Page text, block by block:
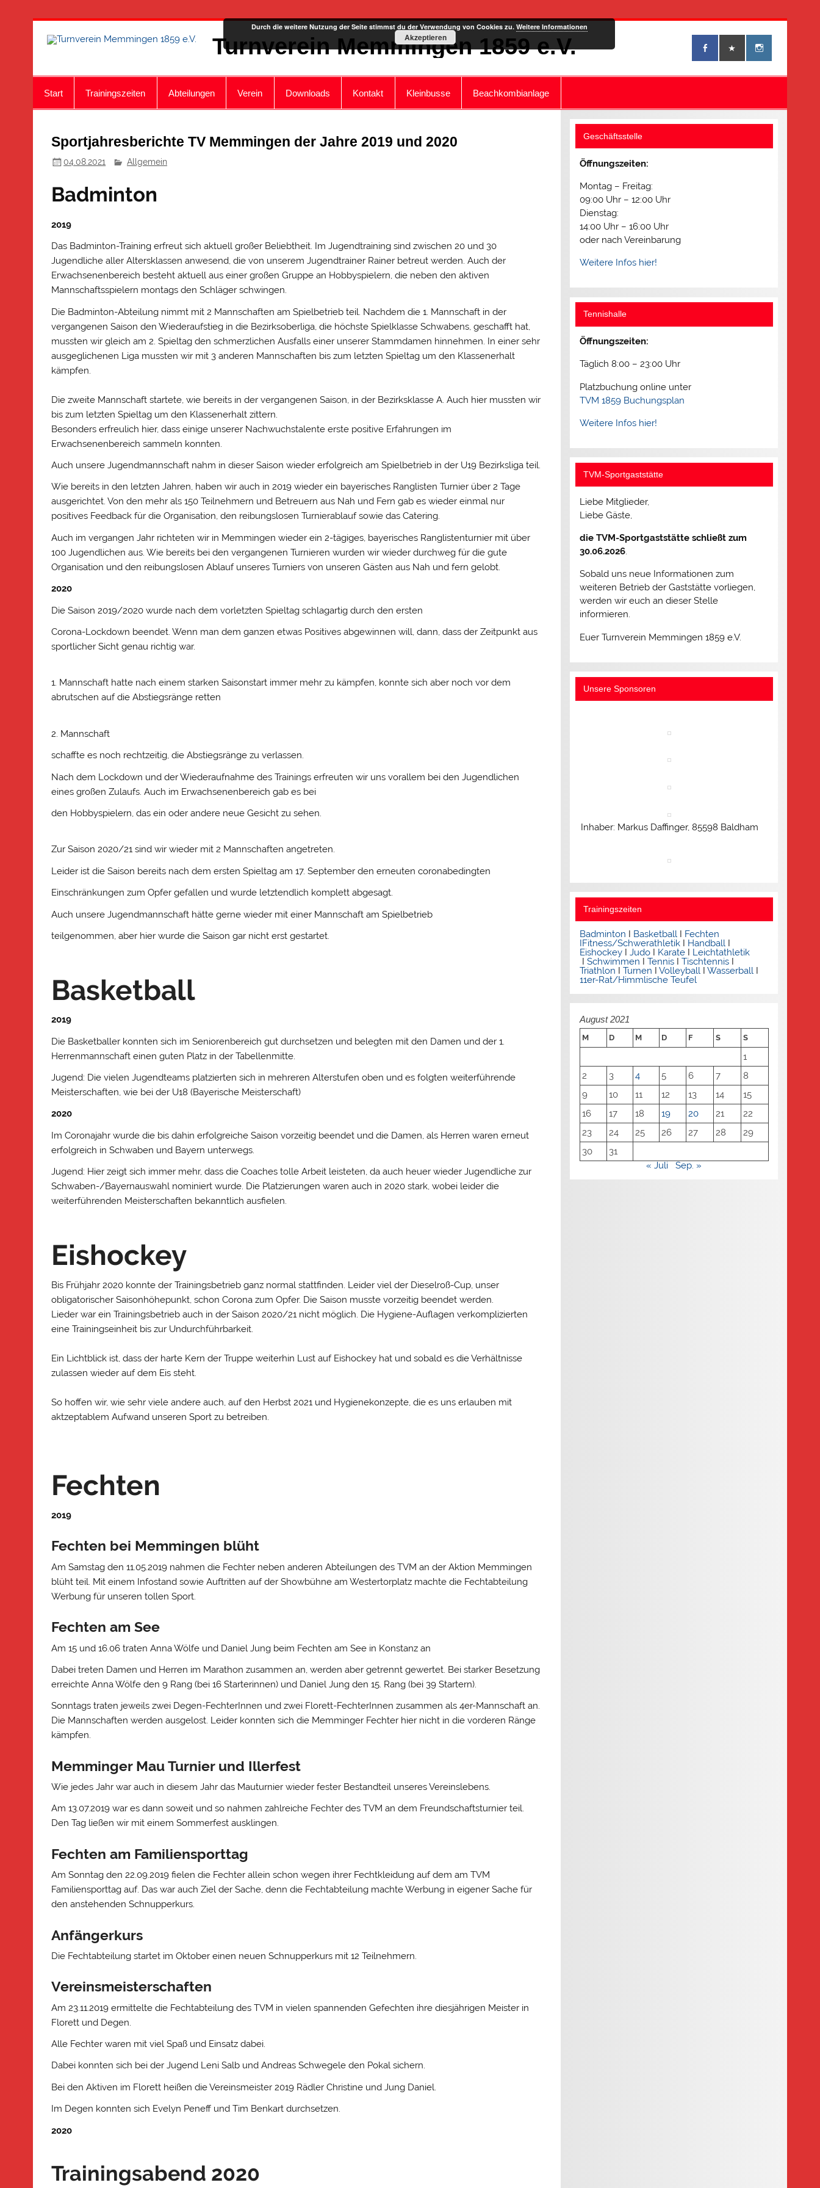
Turnverein Memmingen 1859 e.V.
Start Trainingszeiten Abteilungen Verein Downloads Kontakt Kleinbusse Beachkombianlage
Sportjahresberichte TV Memmingen der Jahre 2019 und 2020
04.08.2021 Allgemein
Badminton
2019
Das Badminton-Training erfreut sich aktuell großer Beliebtheit. Im Jugendtraining sind zwischen 20 und 30
Jugendliche aller Altersklassen anwesend, die von unserem Jugendtrainer Rainer betreut werden. Auch der
Erwachsenenbereich besteht aktuell aus einer großen Gruppe an Hobbyspielern, die neben den aktiven
Mannschaftsspielern montags den Schläger schwingen.
Die Badminton-Abteilung nimmt mit 2 Mannschaften am Spielbetrieb teil. Nachdem die 1. Mannschaft in der
vergangenen Saison den Wiederaufstieg in die Bezirksoberliga, die höchste Spielklasse Schwabens, geschafft hat,
mussten wir gleich am 2. Spieltag den schmerzlichen Ausfalls einer unserer Stammdamen hinnehmen. In einer sehr
ausgeglichenen Liga mussten wir mit 3 anderen Mannschaften bis zum letzten Spieltag um den Klassenerhalt
kämpfen.
Die zweite Mannschaft startete, wie bereits in der vergangenen Saison, in der Bezirksklasse A. Auch hier mussten wir
bis zum letzten Spieltag um den Klassenerhalt zittern.
Besonders erfreulich hier, dass einige unserer Nachwuchstalente erste positive Erfahrungen im
Erwachsenenbereich sammeln konnten.
Auch unsere Jugendmannschaft nahm in dieser Saison wieder erfolgreich am Spielbetrieb in der U19 Bezirksliga teil.
Wie bereits in den letzten Jahren, haben wir auch in 2019 wieder ein bayerisches Ranglisten Turnier über 2 Tage
ausgerichtet. Von den mehr als 150 Teilnehmern und Betreuern aus Nah und Fern gab es wieder einmal nur
positives Feedback für die Organisation, den reibungslosen Turnierablauf sowie das Catering.
Auch im vergangen Jahr richteten wir in Memmingen wieder ein 2-tägiges, bayerisches Ranglistenturnier mit über
100 Jugendlichen aus. Wie bereits bei den vergangenen Turnieren wurden wir wieder durchweg für die gute
Organisation und den reibungslosen Ablauf unseres Turniers von unseren Gästen aus Nah und fern gelobt.
2020
Die Saison 2019/2020 wurde nach dem vorletzten Spieltag schlagartig durch den ersten
Corona-Lockdown beendet. Wenn man dem ganzen etwas Positives abgewinnen will, dann, dass der Zeitpunkt aus
sportlicher Sicht genau richtig war.
1. Mannschaft hatte nach einem starken Saisonstart immer mehr zu kämpfen, konnte sich aber noch vor dem
abrutschen auf die Abstiegsränge retten
2. Mannschaft
schaffte es noch rechtzeitig, die Abstiegsränge zu verlassen.
Nach dem Lockdown und der Wiederaufnahme des Trainings erfreuten wir uns vorallem bei den Jugendlichen
eines großen Zulaufs. Auch im Erwachsenenbereich gab es bei
den Hobbyspielern, das ein oder andere neue Gesicht zu sehen.
Zur Saison 2020/21 sind wir wieder mit 2 Mannschaften angetreten.
Leider ist die Saison bereits nach dem ersten Spieltag am 17. September den erneuten coronabedingten
Einschränkungen zum Opfer gefallen und wurde letztendlich komplett abgesagt.
Auch unsere Jugendmannschaft hätte gerne wieder mit einer Mannschaft am Spielbetrieb
teilgenommen, aber hier wurde die Saison gar nicht erst gestartet.
Basketball
2019
Die Basketballer konnten sich im Seniorenbereich gut durchsetzen und belegten mit den Damen und der 1.
Herrenmannschaft einen guten Platz in der Tabellenmitte.
Jugend: Die vielen Jugendteams platzierten sich in mehreren Alterstufen oben und es folgten weiterführende
Meisterschaften, wie bei der U18 (Bayerische Meisterschaft)
2020
Im Coronajahr wurde die bis dahin erfolgreiche Saison vorzeitig beendet und die Damen, als Herren waren erneut
erfolgreich in Schwaben und Bayern unterwegs.
Jugend: Hier zeigt sich immer mehr, dass die Coaches tolle Arbeit leisteten, da auch heuer wieder Jugendliche zur
Schwaben-/Bayernauswahl nominiert wurde. Die Platzierungen waren auch in 2020 stark, wobei leider die
weiterführenden Meisterschaften bekanntlich ausfielen.
Eishockey
Bis Frühjahr 2020 konnte der Trainingsbetrieb ganz normal stattfinden. Leider viel der Dieselroß-Cup, unser
obligatorischer Saisonhöhepunkt, schon Corona zum Opfer. Die Saison musste vorzeitig beendet werden.
Lieder war ein Trainingsbetrieb auch in der Saison 2020/21 nicht möglich. Die Hygiene-Auflagen verkomplizierten
eine Trainingseinheit bis zur Undurchführbarkeit.
Ein Lichtblick ist, dass der harte Kern der Truppe weiterhin Lust auf Eishockey hat und sobald es die Verhältnisse
zulassen wieder auf dem Eis steht.
So hoffen wir, wie sehr viele andere auch, auf den Herbst 2021 und Hygienekonzepte, die es uns erlauben mit
aktzeptablem Aufwand unseren Sport zu betreiben.
Fechten
2019
Fechten bei Memmingen blüht
Am Samstag den 11.05.2019 nahmen die Fechter neben anderen Abteilungen des TVM an der Aktion Memmingen
blüht teil. Mit einem Infostand sowie Auftritten auf der Showbühne am Westertorplatz machte die Fechtabteilung
Werbung für unseren tollen Sport.
Fechten am See
Am 15 und 16.06 traten Anna Wölfe und Daniel Jung beim Fechten am See in Konstanz an
Dabei treten Damen und Herren im Marathon zusammen an, werden aber getrennt gewertet. Bei starker Besetzung
erreichte Anna Wölfe den 9 Rang (bei 16 Starterinnen) und Daniel Jung den 15. Rang (bei 39 Startern).
Sonntags traten jeweils zwei Degen-FechterInnen und zwei Florett-FechterInnen zusammen als 4er-Mannschaft an.
Die Mannschaften werden ausgelost. Leider konnten sich die Memminger Fechter hier nicht in die vorderen Ränge
kämpfen.
Memminger Mau Turnier und Illerfest
Wie jedes Jahr war auch in diesem Jahr das Mauturnier wieder fester Bestandteil unseres Vereinslebens.
Am 13.07.2019 war es dann soweit und so nahmen zahlreiche Fechter des TVM an dem Freundschaftsturnier teil.
Den Tag ließen wir mit einem Sommerfest ausklingen.
Fechten am Familiensporttag
Am Sonntag den 22.09.2019 fielen die Fechter allein schon wegen ihrer Fechtkleidung auf dem am TVM
Familiensporttag auf. Das war auch Ziel der Sache, denn die Fechtabteilung machte Werbung in eigener Sache für
den anstehenden Schnupperkurs.
Anfängerkurs
Die Fechtabteilung startet im Oktober einen neuen Schnupperkurs mit 12 Teilnehmern.
Vereinsmeisterschaften
Am 23.11.2019 ermittelte die Fechtabteilung des TVM in vielen spannenden Gefechten ihre diesjährigen Meister in
Florett und Degen.
Alle Fechter waren mit viel Spaß und Einsatz dabei.
Dabei konnten sich bei der Jugend Leni Salb und Andreas Schwegele den Pokal sichern.
Bei den Aktiven im Florett heißen die Vereinsmeister 2019 Rädler Christine und Jung Daniel.
Im Degen konnten sich Evelyn Peneff und Tim Benkart durchsetzen.
2020
Trainingsabend 2020
Geschäftsstelle
Öffnungszeiten:
Montag – Freitag:
09:00 Uhr – 12:00 Uhr
Dienstag:
14:00 Uhr – 16:00 Uhr
oder nach Vereinbarung
Weitere Infos hier!
Tennishalle
Öffnungszeiten:
Täglich 8:00 – 23:00 Uhr
Platzbuchung online unter
TVM 1859 Buchungsplan
Weitere Infos hier!
TVM-Sportgaststätte
Liebe Mitglieder,
Liebe Gäste,
die TVM-Sportgaststätte schließt zum
30.06.2026.
Sobald uns neue Informationen zum
weiteren Betrieb der Gaststätte vorliegen,
werden wir euch an dieser Stelle
informieren.
Euer Turnverein Memmingen 1859 e.V.
Unsere Sponsoren
Inhaber: Markus Daffinger, 85598 Baldham
Trainingszeiten
Badminton I BasketballI Fechten
IFitness/SchwerathletikI HandballI
EishockeyI JudoI KarateI Leichtathletik
I Schwimmen I TennisI Tischtennis I
Triathlon I Turnen I VolleyballI WasserballI
11er-Rat/Himmlische Teufel
August 2021
M D M D F S S
1
2
3 4 5 6 7
8
9
10 11 12 13 14
15
16
17 18 19 20 21
22
23
24 25 26 27 28
29
30
31
« Juli
Sep. »
Durch die weitere Nutzung der Seite stimmst du der Verwendung von Cookies zu. Weitere Informationen
Akzeptieren